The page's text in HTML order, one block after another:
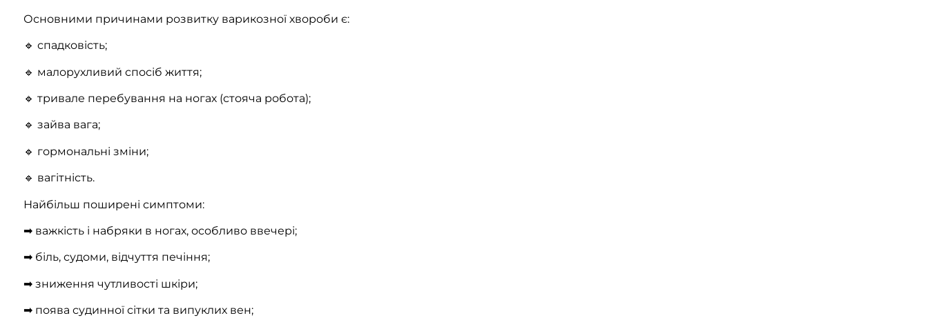
Основними причинами розвитку варикозної хвороби є:
🔹 спадковість;
🔹 малорухливий спосіб життя;
🔹 тривале перебування на ногах (стояча робота);
🔹 зайва вага;
🔹 гормональні зміни;
🔹 вагітність.
Найбільш поширені симптоми:
➡ важкість і набряки в ногах, особливо ввечері;
➡ біль, судоми, відчуття печіння;
➡ зниження чутливості шкіри;
➡ поява судинної сітки та випуклих вен;